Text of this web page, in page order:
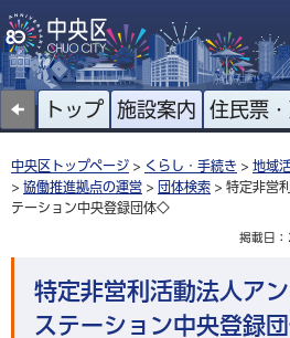
トップ 施設案内 住民票
中央区トップページ > くらし・手続き > 地域
> 協働推進拠点の運営 > 団体検索 > 特定非営
テーション中央登録団体◇
掲載日
特定非営利活動法人ア
ステーション中央登録